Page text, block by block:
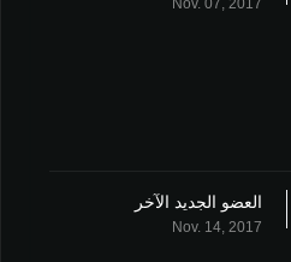
Nov. 07, 2017
العضو الجديد الآخر
Nov. 14, 2017